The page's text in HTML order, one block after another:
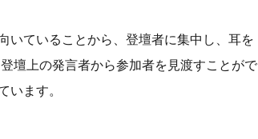
いていることから、登壇者に集中し、耳を
壇上の発言者から参加者を見渡すことがで
います。